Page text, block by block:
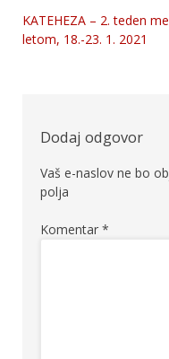
Navigacija
KATEHEZA – 2. teden
letom, 18.-23. 1. 2021
Dodaj odgovor
Vaš e-naslov ne bo
polja
Komentar *